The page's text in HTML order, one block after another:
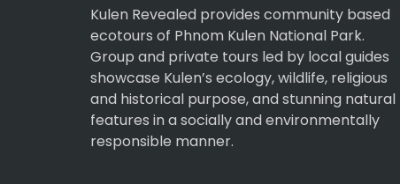
Kulen Revealed provides community based
ecotours of Phnom Kulen National Park.
Group and private tours led by local guides
showcase Kulen’s ecology, wildlife, religious
and historical purpose, and stunning natural
features in a socially and environmentally
responsible manner.